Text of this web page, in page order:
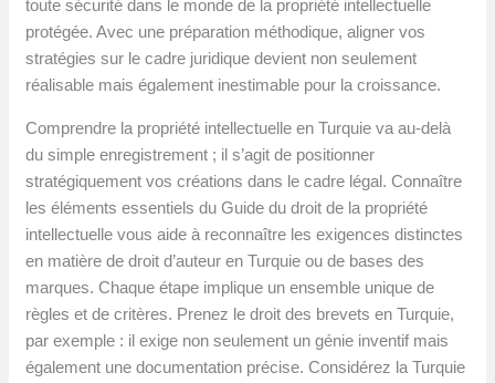
toute sécurité dans le monde de la propriété intellectuelle
protégée. Avec une préparation méthodique, aligner vos
stratégies sur le cadre juridique devient non seulement
réalisable mais également inestimable pour la croissance.
Comprendre la propriété intellectuelle en Turquie va au-delà
du simple enregistrement ; il s’agit de positionner
stratégiquement vos créations dans le cadre légal. Connaître
les éléments essentiels du Guide du droit de la propriété
intellectuelle vous aide à reconnaître les exigences distinctes
en matière de droit d’auteur en Turquie ou de bases des
marques. Chaque étape implique un ensemble unique de
règles et de critères. Prenez le droit des brevets en Turquie,
par exemple : il exige non seulement un génie inventif mais
également une documentation précise. Considérez la Turquie